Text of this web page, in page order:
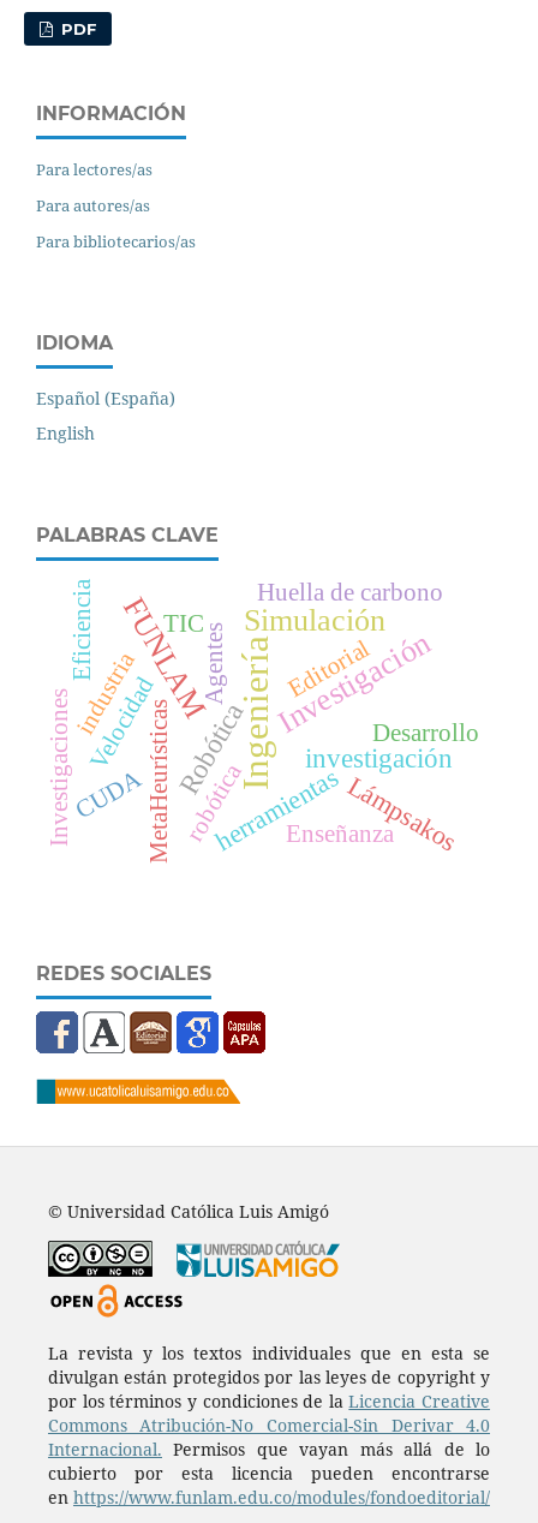
PDF
INFORMACIÓN
Para lectores/as
Para autores/as
Para bibliotecarios/as
IDIOMA
Español (España)
English
PALABRAS CLAVE
IngenieríaInvestigación
Simulación
FUNLAM
Robótica investigación
herramientasLámpsakos
MetaHeurísticas
Huella de carbono
Agentes
Desarrollo
robótica
Velocidad
CUDA
industria
Investigaciones
Editorial
Enseñanza
TIC
Eficiencia
REDES SOCIALES
© Universidad Católica Luis Amigó
La revista y los textos individuales que en esta se
divulgan están protegidos por las leyes de copyright y
por los términos y condiciones de laLicencia Creative
Commons Atribución-No Comercial-Sin Derivar 4.0
Internacional. Permisos que vayan más allá de lo
cubierto por esta licencia pueden encontrarse
en https://www.funlam.edu.co/modules/fondoeditorial/